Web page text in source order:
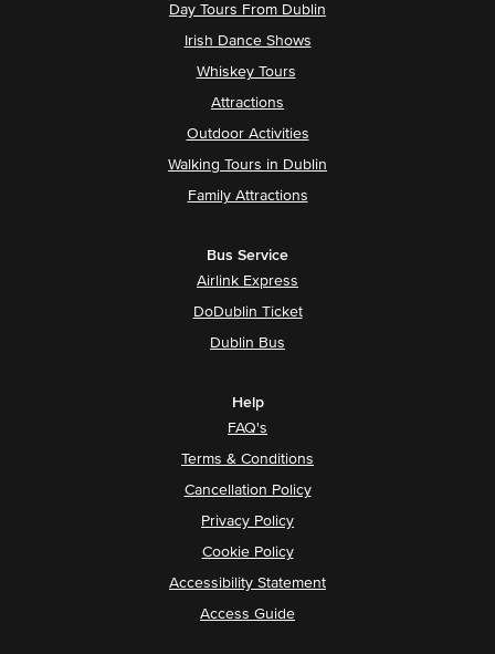
Day Tours From Dublin
Irish Dance Shows
Whiskey Tours
Attractions
Outdoor Activities
Walking Tours in Dublin
Family Attractions
Bus Service
Airlink Express
DoDublin Ticket
Dublin Bus
Help
FAQ's
Terms & Conditions
Cancellation Policy
Privacy Policy
Cookie Policy
Accessibility Statement
Access Guide